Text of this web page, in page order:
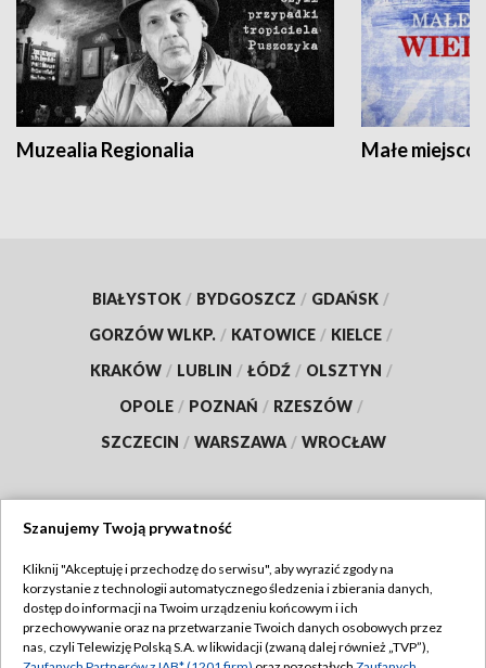
Muzealia Regionalia Małe
BIAŁYSTOK / BYDGOSZCZ / GDAŃSK /
GORZÓW WLKP. / KATOWICE / KIELCE /
KRAKÓW / LUBLIN / ŁÓDŹ / OLSZTYN /
OPOLE / POZNAŃ / RZESZÓW /
SZCZECIN / WARSZAWA / WROCŁAW
TVP
Abonament TVP
Emisja w TVP
Regulamin TVP
Szanujemy Twoją prywatność
Kliknij "Akceptuję i przechodzę do serwisu", aby wyrazić zgody na
korzystanie z technologii automatycznego śledzenia i zbierania danych,
dostęp do informacji na Twoim urządzeniu końcowym i ich
przechowywanie oraz na przetwarzanie Twoich danych osobowych przez
nas, czyli Telewizję Polską S.A. w likwidacji (zwaną dalej również „TVP”),